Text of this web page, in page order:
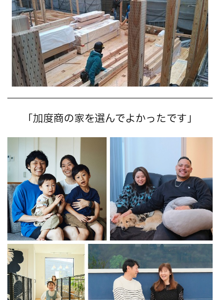
「加度商の家を選んでよかったです」